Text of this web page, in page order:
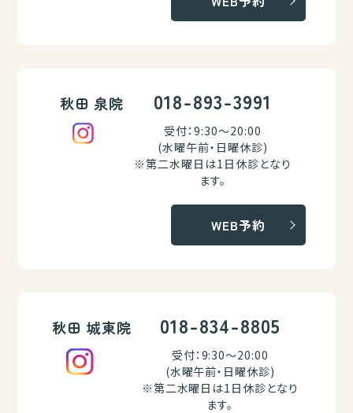
秋田 泉院 018-893-3991
受付：9:30～20:00
(水曜午前・日曜休診)
※第二水曜日は1日休診となり
ます。
WEB予約
秋田 城東院 018-834-8805
受付：9:30～20:00
(水曜午前・日曜休診)
※第二水曜日は1日休診となり
ます。